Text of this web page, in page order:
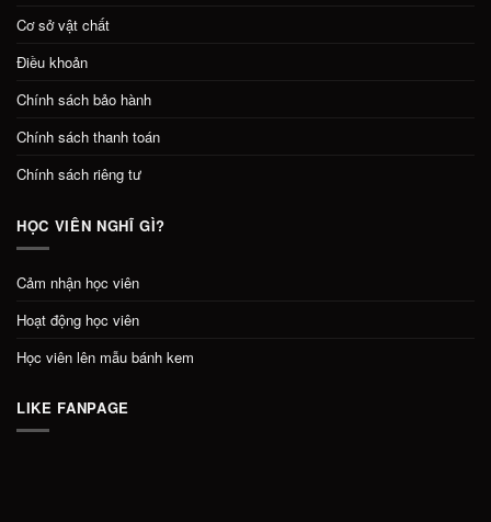
Cơ sở vật chất
Điều khoản
Chính sách bảo hành
Chính sách thanh toán
Chính sách riêng tư
HỌC VIÊN NGHĨ GÌ?
Cảm nhận học viên
Hoạt động học viên
Học viên lên mẫu bánh kem
LIKE FANPAGE